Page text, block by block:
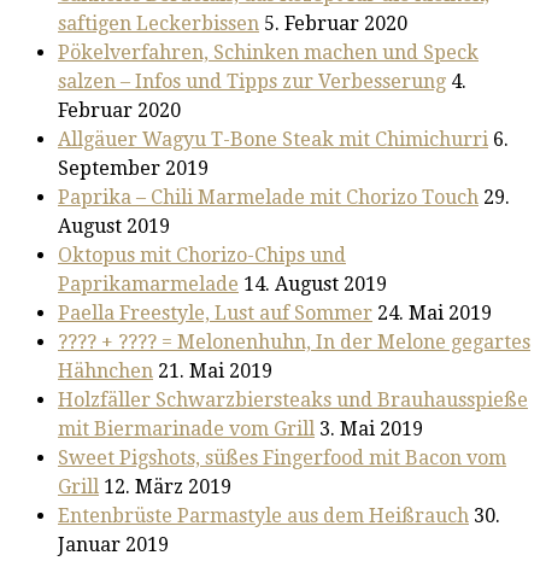
saftigen Leckerbissen 5. Februar 2020
Pökelverfahren, Schinken machen und Speck
salzen – Infos und Tipps zur Verbesserung 4.
Februar 2020
Allgäuer Wagyu T-Bone Steak mit Chimichurri 6.
September 2019
Paprika – Chili Marmelade mit Chorizo Touch 29.
August 2019
Oktopus mit Chorizo-Chips und
Paprikamarmelade 14. August 2019
Paella Freestyle, Lust auf Sommer 24. Mai 2019
???? + ???? = Melonenhuhn, In der Melone gegartes
Hähnchen 21. Mai 2019
Holzfäller Schwarzbiersteaks und Brauhausspieße
mit Biermarinade vom Grill 3. Mai 2019
Sweet Pigshots, süßes Fingerfood mit Bacon vom
Grill 12. März 2019
Entenbrüste Parmastyle aus dem Heißrauch 30.
Januar 2019